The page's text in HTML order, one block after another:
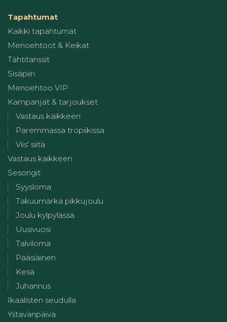
Tapahtumat
Kaikki tapahtumat
Menoehtoot & Keikat
Tähtitanssit
Sisäpiiri
Menoehtoo VIP
Kampanjat & tarjoukset
Vastaus kaikkeen
Paremmassa tropiikissa
Viis' siitä
Vastaus kaikkeen
Sesongit
Syysloma
Takuumärkä pikkujoulu
Joulu kylpylässä
Uusivuosi
Talviloma
Pääsiäinen
Kesä
Juhannus
Ikaalisten seudulla
Ystävänpäivä